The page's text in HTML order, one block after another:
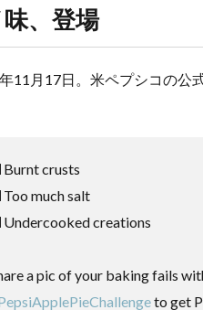
、登場
11月17日。米ペプシコの公
crusts
much salt
creations
a pic of your baking fails
to get